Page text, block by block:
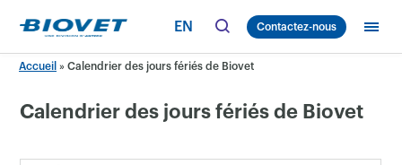
content
EN Contactez-nous
Accueil » Calendrier des jours fériés de Biovet
Calendrier des jours fériés de Biovet